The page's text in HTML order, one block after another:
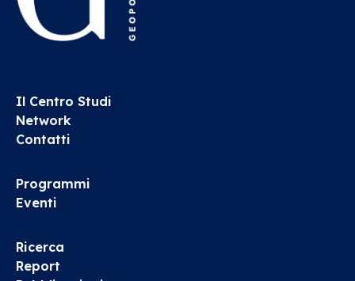
Il Centro Studi
Network
Contatti
Programmi
Eventi
Ricerca
Report